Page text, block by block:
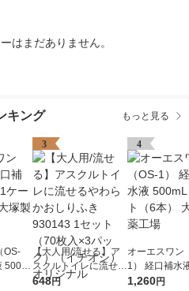
はまだありません。
キング もっと見る
OS-
500m
） 大
3
【大人用/流せる】ア
スクルトイレに流せる
やわらかおしりふき 9
648円
4
オーエスワン
1） 経口補水
L 1セット（6
1,260円